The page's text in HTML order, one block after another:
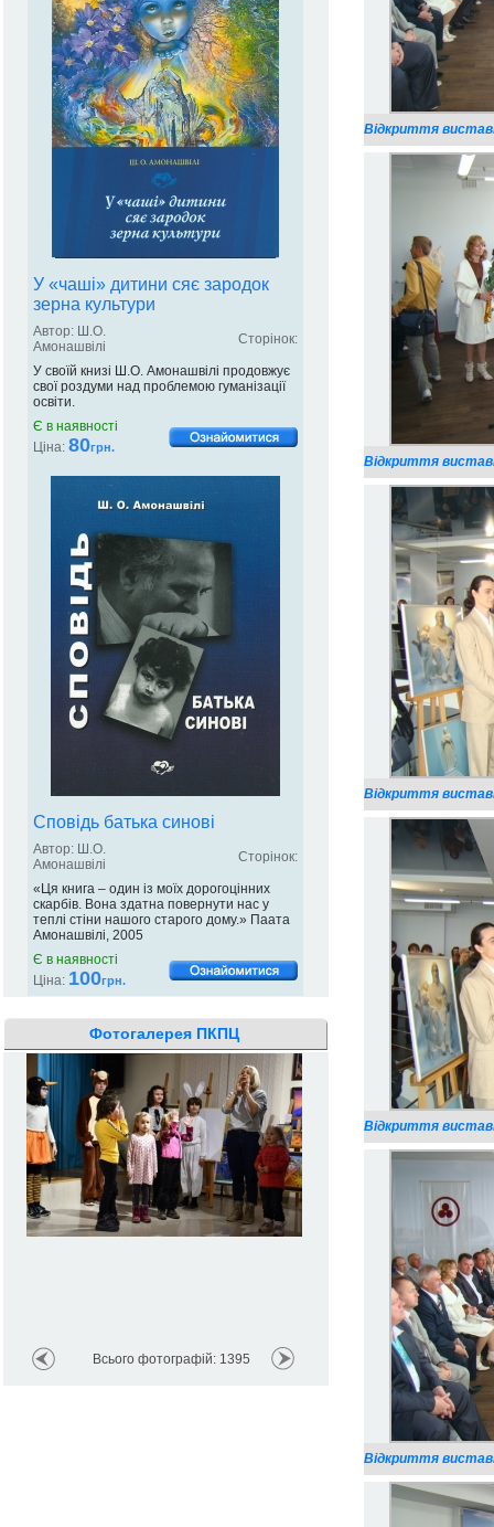
У «чаші» дитини сяє зародок
зерна культури
Автор: Ш.О.
Амонашвілі
Сторінок:
У своїй книзі Ш.О. Амонашвілі продовжує
свої роздуми над проблемою гуманізації
освіти.
Є в наявності
Ціна: 80грн.
Сповідь батька синові
Автор: Ш.О.
Амонашвілі
Сторінок:
«Ця книга – один із моїх дорогоцінних
скарбів. Вона здатна повернути нас у
теплі стіни нашого старого дому.» Паата
Амонашвілі, 2005
Є в наявності
Ціна: 100грн.
Фотогалерея ПКПЦ
Всього фотографій: 1395
Відкриття
Відкриття
Відкриття
Відкриття
Відкриття